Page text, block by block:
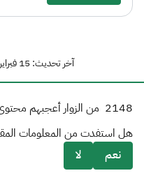
آخر تحديث: 15 فبراير 2026 12:51 ص المملكة العربية السعودية
2148 من الزوار أعجبهم
هل استفدت من المعلومات
نعم
لا